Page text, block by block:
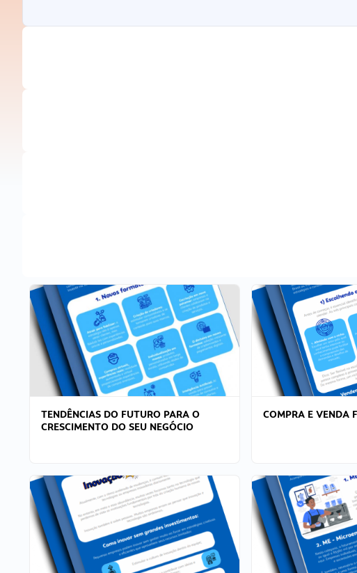
TENDÊNCIAS DO FUTURO PARA O
CRESCIMENTO DO SEU NEGÓCIO
COMPRA E VENDA